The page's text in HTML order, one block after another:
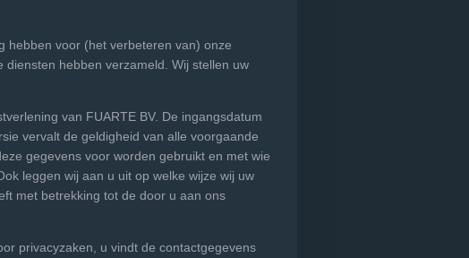
hebben voor (het verbeteren van) onze
hebben verzameld. Wij stellen uw
van FUARTE BV. De ingangsdatum
vervalt de geldigheid van alle voorgaande
gegevens voor worden gebruikt en met wie
leggen wij aan u uit op welke wijze wij uw
met betrekking tot de door u aan ons
privacyzaken, u vindt de contactgegevens